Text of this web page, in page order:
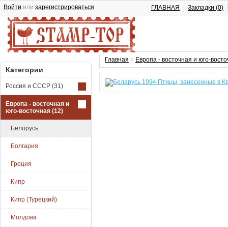
Войти или зарегистрироваться ГЛАВНАЯ Закладки (0)
Категории
Россия и СССР (31)
Европа - восточная и
юго-восточная (12)
Белорусь
Болгария
Греция
Кипр
Кипр (Турецкий)
Молдова
Главная » Европа - восточная и юго-